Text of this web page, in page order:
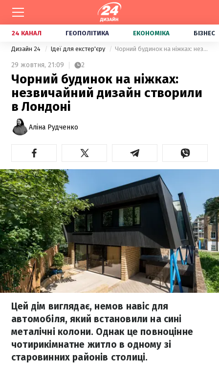
24 КАНАЛ ГЕОПОЛІТИКА ЕКОНОМІКА БІЗНЕС
Дизайн 24 Ідеї для екстер'єру Чорний будинок на ніжках: незвичайний дизайн створили в Лондоні
29 жовтня, 21:09 2
Чорний будинок на ніжках:
незвичайний дизайн створили
в Лондоні
Аліна Рудченко
Цей дім виглядає, немов навіс для
автомобіля, який встановили на сині
металічні колони. Однак це повноцінне
чотирикімнатне житло в одному зі
старовинних районів столиці.